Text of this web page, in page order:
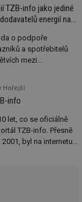
TZB-info jako jediné
energií na
o podpoře
a spotřebitelů
mezi
objektivity a
cen energií TZB-
cen energií
komerční
energií umístěn
Hořejší
info
let, co se oficiálně
TZB-info. Přesně
byl na internetu